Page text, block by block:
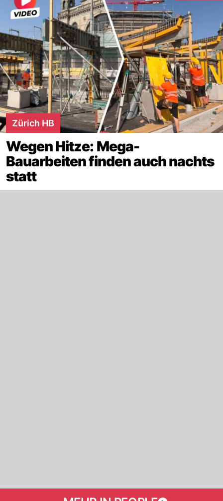
Zürich HB
Wegen Hitze: Mega-
Bauarbeiten finden auch nachts
statt